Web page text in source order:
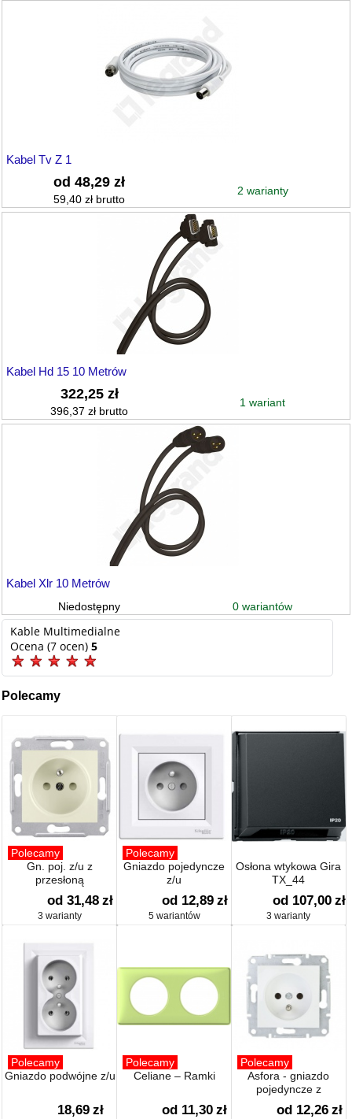
Kabel Tv Z 1
od 48,29 zł
59,40 zł brutto
2 warianty
Kabel Hd 15 10 Metrów
322,25 zł
396,37 zł brutto
1 wariant
Kabel Xlr 10 Metrów
Niedostępny 0 wariantów
Kable Multimedialne
Ocena (7 ocen)5
Polecamy
Polecamy
Gn. poj. z/u z
przesłoną
od 31,48 zł
3 warianty
Polecamy
Gniazdo pojedyncze
z/u
od 12,89 zł
5 wariantów
Osłona wtykowa Gira
TX_44
od 107,00 zł
3 warianty
Polecamy
Gniazdo podwójne z/u
18,69 zł
Polecamy
Celiane – Ramki
od 11,30 zł
Polecamy
Asfora - gniazdo
pojedyncze z
uziemieniem
od 12,26 zł